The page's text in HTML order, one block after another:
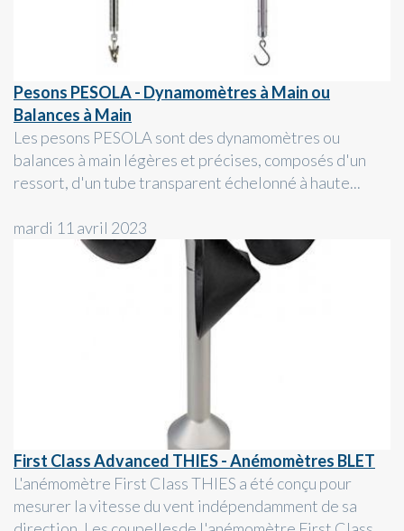
Pesons PESOLA - Dynamomètres à Main ou
Balances à Main
Les pesons PESOLA sont des dynamomètres ou
balances à main légères et précises, composés d'un
ressort, d'un tube transparent échelonné à haute...
mardi 11 avril 2023
First Class Advanced THIES - Anémomètres BLET
L'anémomètre First Class THIES a été conçu pour
mesurer la vitesse du vent indépendamment de sa